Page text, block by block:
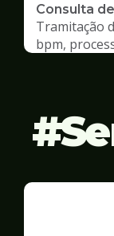
Consulta
Tramitação
bpm,